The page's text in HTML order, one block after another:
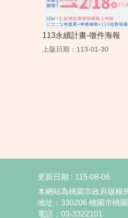
113永續計畫-徵件海報
上版日期：113-01-30
:::
更新日期
115-08-06
本網站為桃園市政府版權
地址：330206 桃園市桃
電話：03-3322101